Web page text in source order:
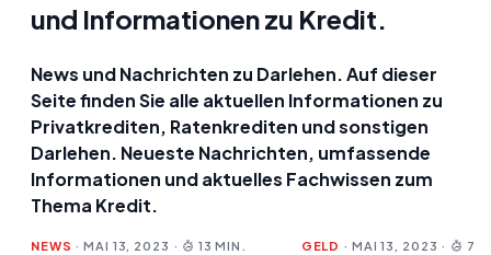
und Informationen zu Kredit.
News und Nachrichten zu Darlehen. Auf dieser
Seite finden Sie alle aktuellen Informationen zu
Privatkrediten, Ratenkrediten und sonstigen
Darlehen. Neueste Nachrichten, umfassende
Informationen und aktuelles Fachwissen zum
Thema Kredit.
NEWS · MAI 13, 2023 · 13 MIN. GELD · MAI 13, 2023 ·
7